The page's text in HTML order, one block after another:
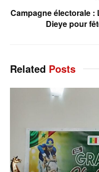
Campagne électorale :
Dieye pour
Related Posts